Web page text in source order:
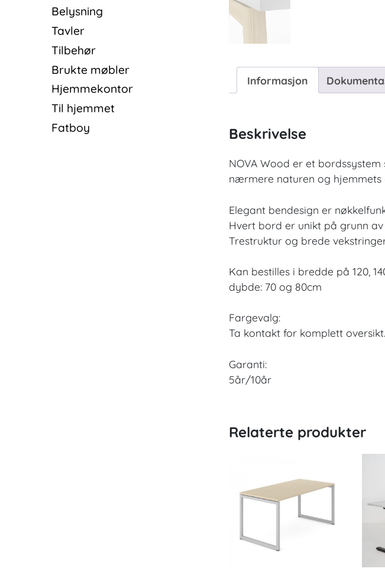
Belysning
Tavler
Tilbehør
Brukte møbler
Hjemmekontor
Til hjemmet
Fatboy
Informasjon
Beskrivelse
NOVA Wood er et
nærmere naturen og
Elegant bendesign er
Hvert bord er unikt på grunn
Trestruktur og brede
Kan bestilles i bredde på 120,
dybde: 70 og 80cm
Fargevalg:
Ta kontakt for komplett oversikt.
Garanti:
5år/10år
Relaterte produkter